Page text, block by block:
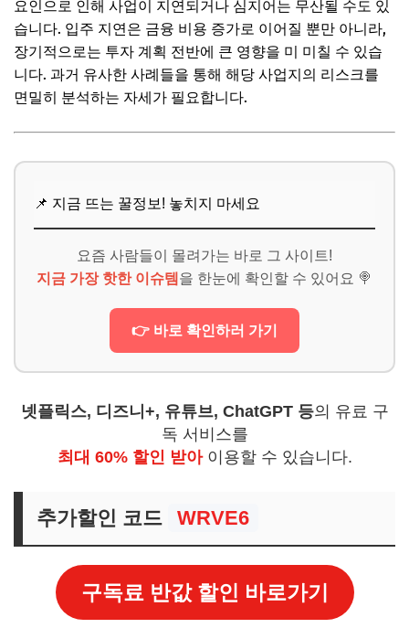
요인으로 인해 사업이 지연되거나 심지어는 무산될 수도 있
습니다. 입주 지연은 금융 비용 증가로 이어질 뿐만 아니라,
장기적으로는 투자 계획 전반에 큰 영향을 미 미칠 수 있습
니다. 과거 유사한 사례들을 통해 해당 사업지의 리스크를
면밀히 분석하는 자세가 필요합니다.
📌 지금 뜨는 꿀정보! 놓치지 마세요
요즘 사람들이 몰려가는 바로 그 사이트!
지금 가장 핫한 이슈템 을 한눈에 확인할 수 있어요 🍭
👉 바로 확인하러 가기
넷플릭스, 디즈니+, 유튜브, ChatGPT 등의 유료 구
독 서비스를
최대 60% 할인 받아이용할 수 있습니다.
추가할인 코드 WRVE6
구독료 반값 할인 바로가기